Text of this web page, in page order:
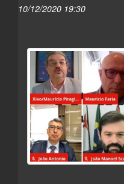
10/12/2020 19:30